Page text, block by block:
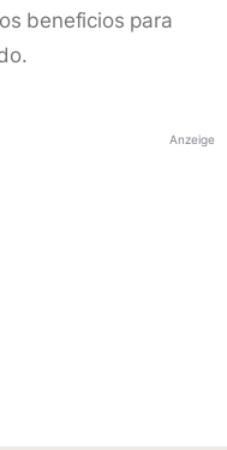
beneficios para
Anzeige